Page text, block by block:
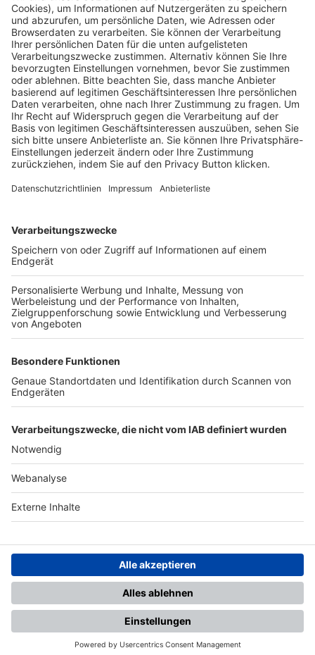
Pässe und Vereinswechsel
Trainerausbildung
Schulungsangebot Vereinsmitarbeiter
BFV-Geschäftsstellen
Trainerbörse
Login SpielPlus
FOLGE DEM BFV
TOP-VEREINE
TOP-PARTNER
Nutzungsbedingungen Datenschutz Impressum